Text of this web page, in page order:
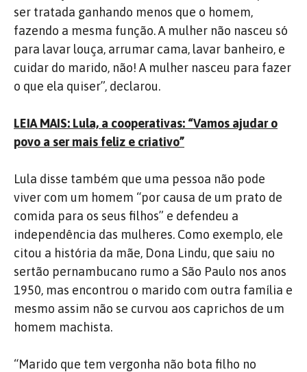
ser tratada ganhando menos que o homem,
fazendo a mesma função. A mulher não nasceu só
para lavar louça, arrumar cama, lavar banheiro, e
cuidar do marido, não! A mulher nasceu para fazer
o que ela quiser”, declarou.
LEIA MAIS: Lula, a cooperativas: “Vamos ajudar o
povo a ser mais feliz e criativo”
Lula disse também que uma pessoa não pode
viver com um homem “por causa de um prato de
comida para os seus filhos” e defendeu a
independência das mulheres. Como exemplo, ele
citou a história da mãe, Dona Lindu, que saiu no
sertão pernambucano rumo a São Paulo nos anos
1950, mas encontrou o marido com outra família e
mesmo assim não se curvou aos caprichos de um
homem machista.
“Marido que tem vergonha não bota filho no